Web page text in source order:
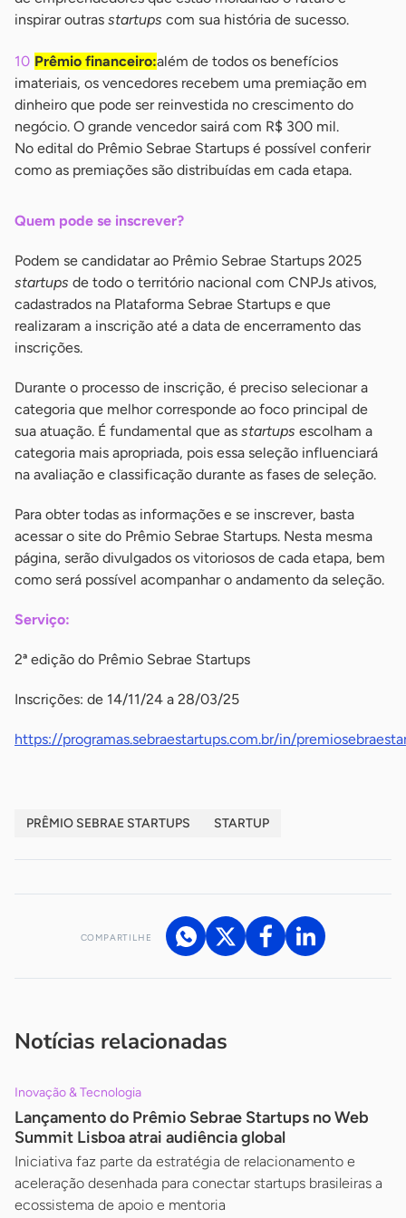
inspirar outras startups com sua história de sucesso.
Prêmio financeiro:além de todos os benefícios
imateriais, os vencedores recebem uma premiação em
dinheiro que pode ser reinvestida no crescimento do
negócio. O grande vencedor sairá com R$ 300 mil.
No edital do Prêmio Sebrae Startups é possível conferir
como as premiações são distribuídas em cada etapa.
Quem pode se inscrever?
Podem se candidatar ao Prêmio Sebrae Startups 2025
startups de todo o território nacional com CNPJs ativos,
cadastrados na Plataforma Sebrae Startups e que
realizaram a inscrição até a data de encerramento das
inscrições.
Durante o processo de inscrição, é preciso selecionar a
categoria que melhor corresponde ao foco principal de
sua atuação. É fundamental que as startups escolham a
categoria mais apropriada, pois essa seleção influenciará
na avaliação e classificação durante as fases de seleção.
Para obter todas as informações e se inscrever, basta
acessar o site do Prêmio Sebrae Startups. Nesta mesma
página, serão divulgados os vitoriosos de cada etapa, bem
como será possível acompanhar o andamento da seleção.
Serviço:
2ª edição do Prêmio Sebrae Startups
Inscrições: de 14/11/24 a 28/03/25
https://programas.sebraestartups.com.br/in/
PRÊMIO SEBRAE STARTUPS STARTUP
COMPARTILHE
Notícias relacionadas
Inovação & Tecnologia
Lançamento do Prêmio Sebrae Startups no Web
Summit Lisboa atrai audiência global
Iniciativa faz parte da estratégia de relacionamento e
aceleração desenhada para conectar startups brasileiras a
ecossistema de apoio e mentoria